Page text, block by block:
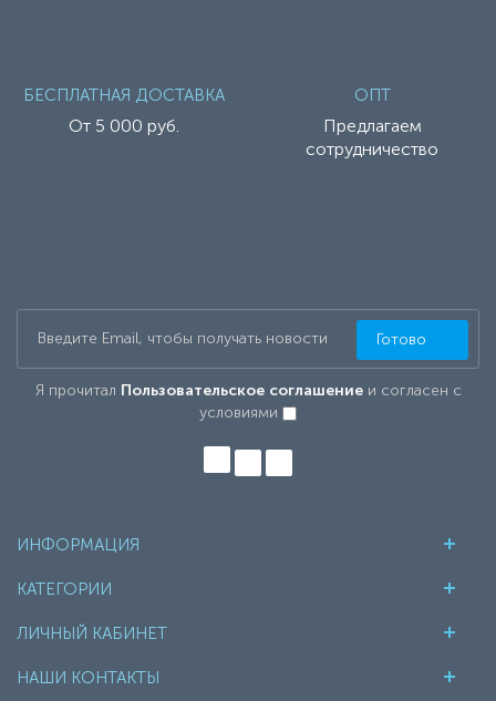
БЕСПЛАТНАЯ ДОСТАВКА
От 5 000 руб.
ОПТ
Предлагаем
сотрудничество
Я прочитал Пользовательское соглашениеи согласен с
условиями
Готово
ИНФОРМАЦИЯ
КАТЕГОРИИ
ЛИЧНЫЙ КАБИНЕТ
НАШИ КОНТАКТЫ